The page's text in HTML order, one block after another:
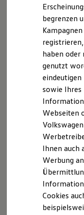
Marke und Erlebnis
Volkswagen
R-
R
Driving
Volkswagen
Lifestyle
T-Roc
Golf
R-
GTI
we drive
Besitzer und
Software
Service und
Material-
Datenschutzerklärungen
Lizenzhinweise Dritter
Angaben zum Digital
Disclaimer von
Die in dieser
Ausstattungen
deutschen
teilweise
begrenzen
haben
genutzt
sowie Ihres
Webseiten
Ihnen auch
Werbung
Cookies